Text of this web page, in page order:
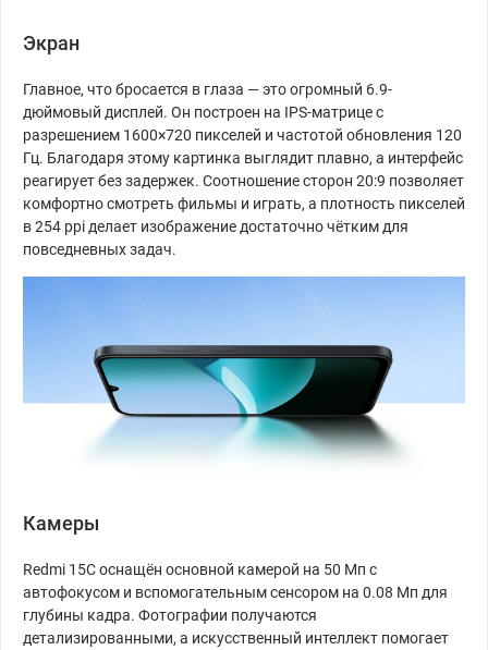
Экран
Главное, что бросается в глаза — это огромный 6.9-
дюймовый дисплей. Он построен на IPS-матрице с
разрешением 1600×720 пикселей и частотой обновления 120
Гц. Благодаря этому картинка выглядит плавно, а интерфейс
реагирует без задержек. Соотношение сторон 20:9 позволяет
комфортно смотреть фильмы и играть, а плотность пикселей
в 254 ppi делает изображение достаточно чётким для
повседневных задач.
Камеры
Redmi 15C оснащён основной камерой на 50 Мп с
автофокусом и вспомогательным сенсором на 0.08 Мп для
глубины кадра. Фотографии получаются
детализированными, а искусственный интеллект помогает